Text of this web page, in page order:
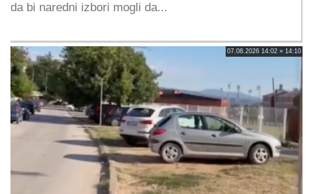
da bi naredni izbori mogli da...
07.08.2026 14:02 » 14:10